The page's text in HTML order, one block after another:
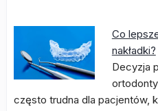
Co
nakładki?
Decyzja
często trudna dla pacjentów,